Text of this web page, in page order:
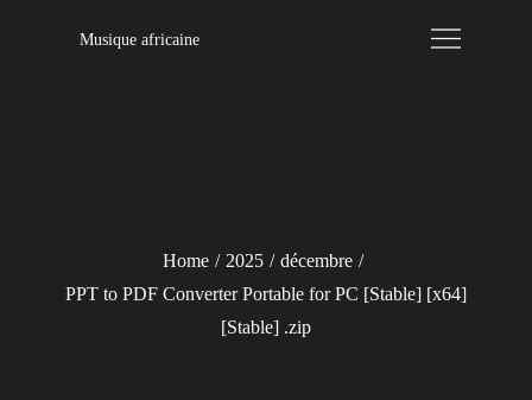
Musique africaine
Home 2025
décembre
PPT to PDF Converter Portable for PC [Stable] [x64]
[Stable] .zip